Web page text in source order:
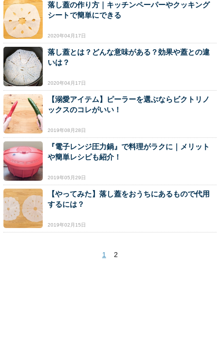
落し蓋の作り方｜キッチンペーパーやクッキング
シートで簡単にできる
2020年04月17日
落し蓋とは？どんな意味がある？効果や蓋との違
いは？
2020年04月17日
【溺愛アイテム】ピーラーを選ぶならビクトリノ
ックスのコレがいい！
2019年08月28日
『電子レンジ圧力鍋』で料理がラクに｜メリット
や簡単レシピも紹介！
2019年05月29日
【やってみた】落し蓋をおうちにあるもので代用
するには？
2019年02月15日
1 2